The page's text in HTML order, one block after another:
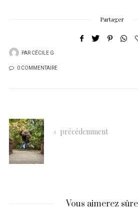
Partager
PAR CÉCILE G
0 COMMENTAIRE
précédemment
Vous aimerez